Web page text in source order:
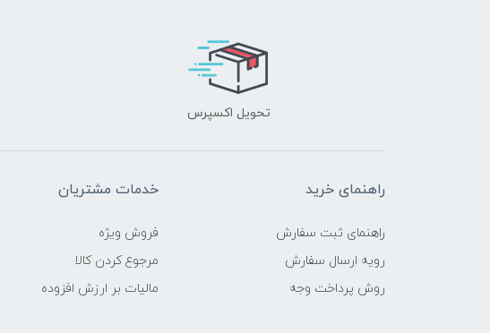
تحویل اکسپرس
راهنمای خرید
راهنمای ثبت سفارش
رویه ارسال سفارش
روش پرداخت وجه
خدمات مشتریان
فروش ویژه
مرجوع کردن کالا
مالیات بر ارزش افزوده